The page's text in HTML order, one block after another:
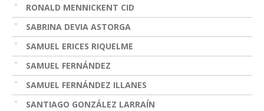
RONALD MENNICKENT CID
SABRINA DEVIA ASTORGA
SAMUEL ERICES RIQUELME
SAMUEL FERNÁNDEZ
SAMUEL FERNÁNDEZ ILLANES
SANTIAGO GONZÁLEZ LARRAÍN